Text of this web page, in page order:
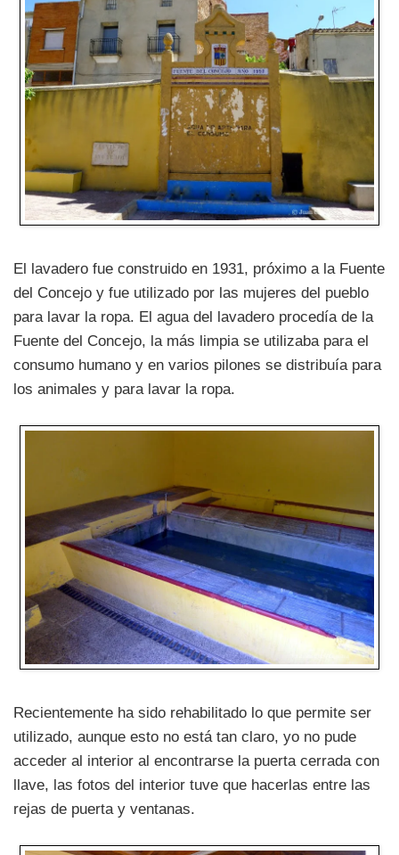
El lavadero fue construido en 1931, próximo a la Fuente
del Concejo y fue utilizado por las mujeres del pueblo
para lavar la ropa. El agua del lavadero procedía de la
Fuente del Concejo, la más limpia se utilizaba para el
consumo humano y en varios pilones se distribuía para
los animales y para lavar la ropa.
Recientemente ha sido rehabilitado lo que permite ser
utilizado, aunque esto no está tan claro, yo no pude
acceder al interior al encontrarse la puerta cerrada con
llave, las fotos del interior tuve que hacerlas entre las
rejas de puerta y ventanas.